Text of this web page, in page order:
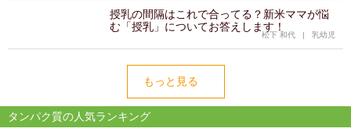
授乳の間隔はこれで合ってる？新米ママが悩
む「授乳」についてお答えします！
松下 和代 | 乳幼児
もっと見る
タンパク質の人気ランキング